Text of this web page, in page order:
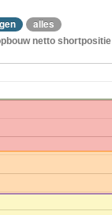
alles
netto